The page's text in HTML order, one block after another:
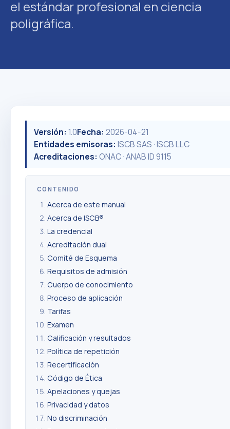
el estándar profesional en ciencia
poligráfica.
Versión: 1.0Fecha: 2026-04-21
Entidades emisoras: ISCB SAS · ISCB LLC
Acreditaciones: ONAC · ANAB ID 9115
CONTENIDO
Acerca de este manual
Acerca de ISCB®
La credencial
Acreditación dual
Comité de Esquema
Requisitos de admisión
Cuerpo de conocimiento
Proceso de aplicación
Tarifas
Examen
Calificación y resultados
Política de repetición
Recertificación
Código de Ética
Apelaciones y quejas
Privacidad y datos
No discriminación